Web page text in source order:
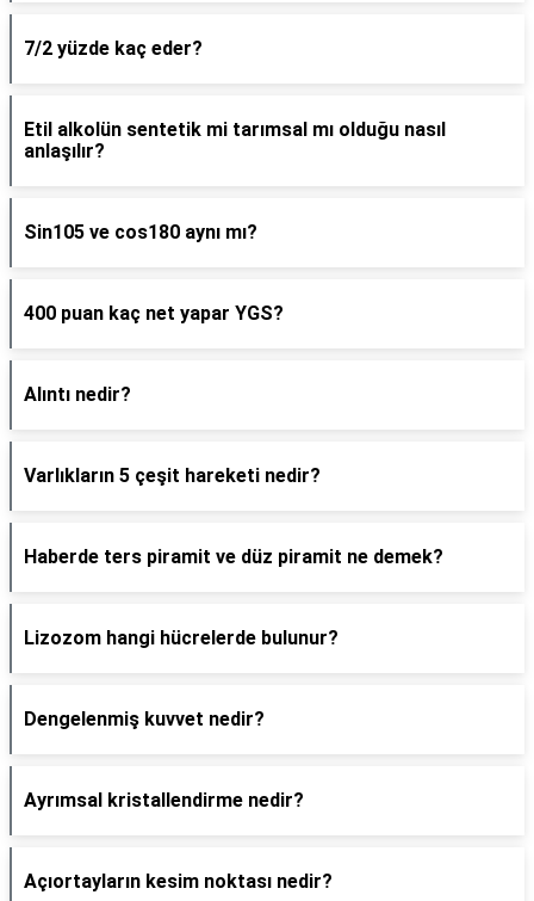
7/2 yüzde kaç eder?
Etil alkolün sentetik mi tarımsal mı olduğu nasıl
anlaşılır?
Sin105 ve cos180 aynı mı?
400 puan kaç net yapar YGS?
Alıntı nedir?
Varlıkların 5 çeşit hareketi nedir?
Haberde ters piramit ve düz piramit ne demek?
Lizozom hangi hücrelerde bulunur?
Dengelenmiş kuvvet nedir?
Ayrımsal kristallendirme nedir?
Açıortayların kesim noktası nedir?